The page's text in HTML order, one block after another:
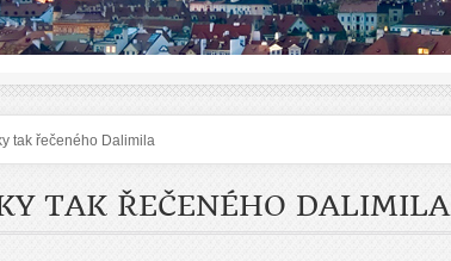
tak řečeného Dalimila
TAK ŘEČENÉHO DALIMILA